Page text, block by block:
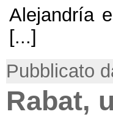
Alejandría
[...]
Pubblicato
Rabat,